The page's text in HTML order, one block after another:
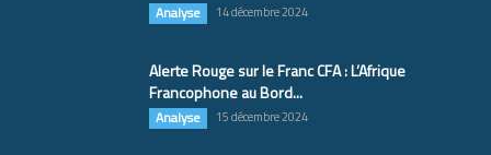
Analyse 14 décembre 2024
Alerte Rouge sur le Franc CFA : L’Afrique
Francophone au Bord...
Analyse 15 décembre 2024